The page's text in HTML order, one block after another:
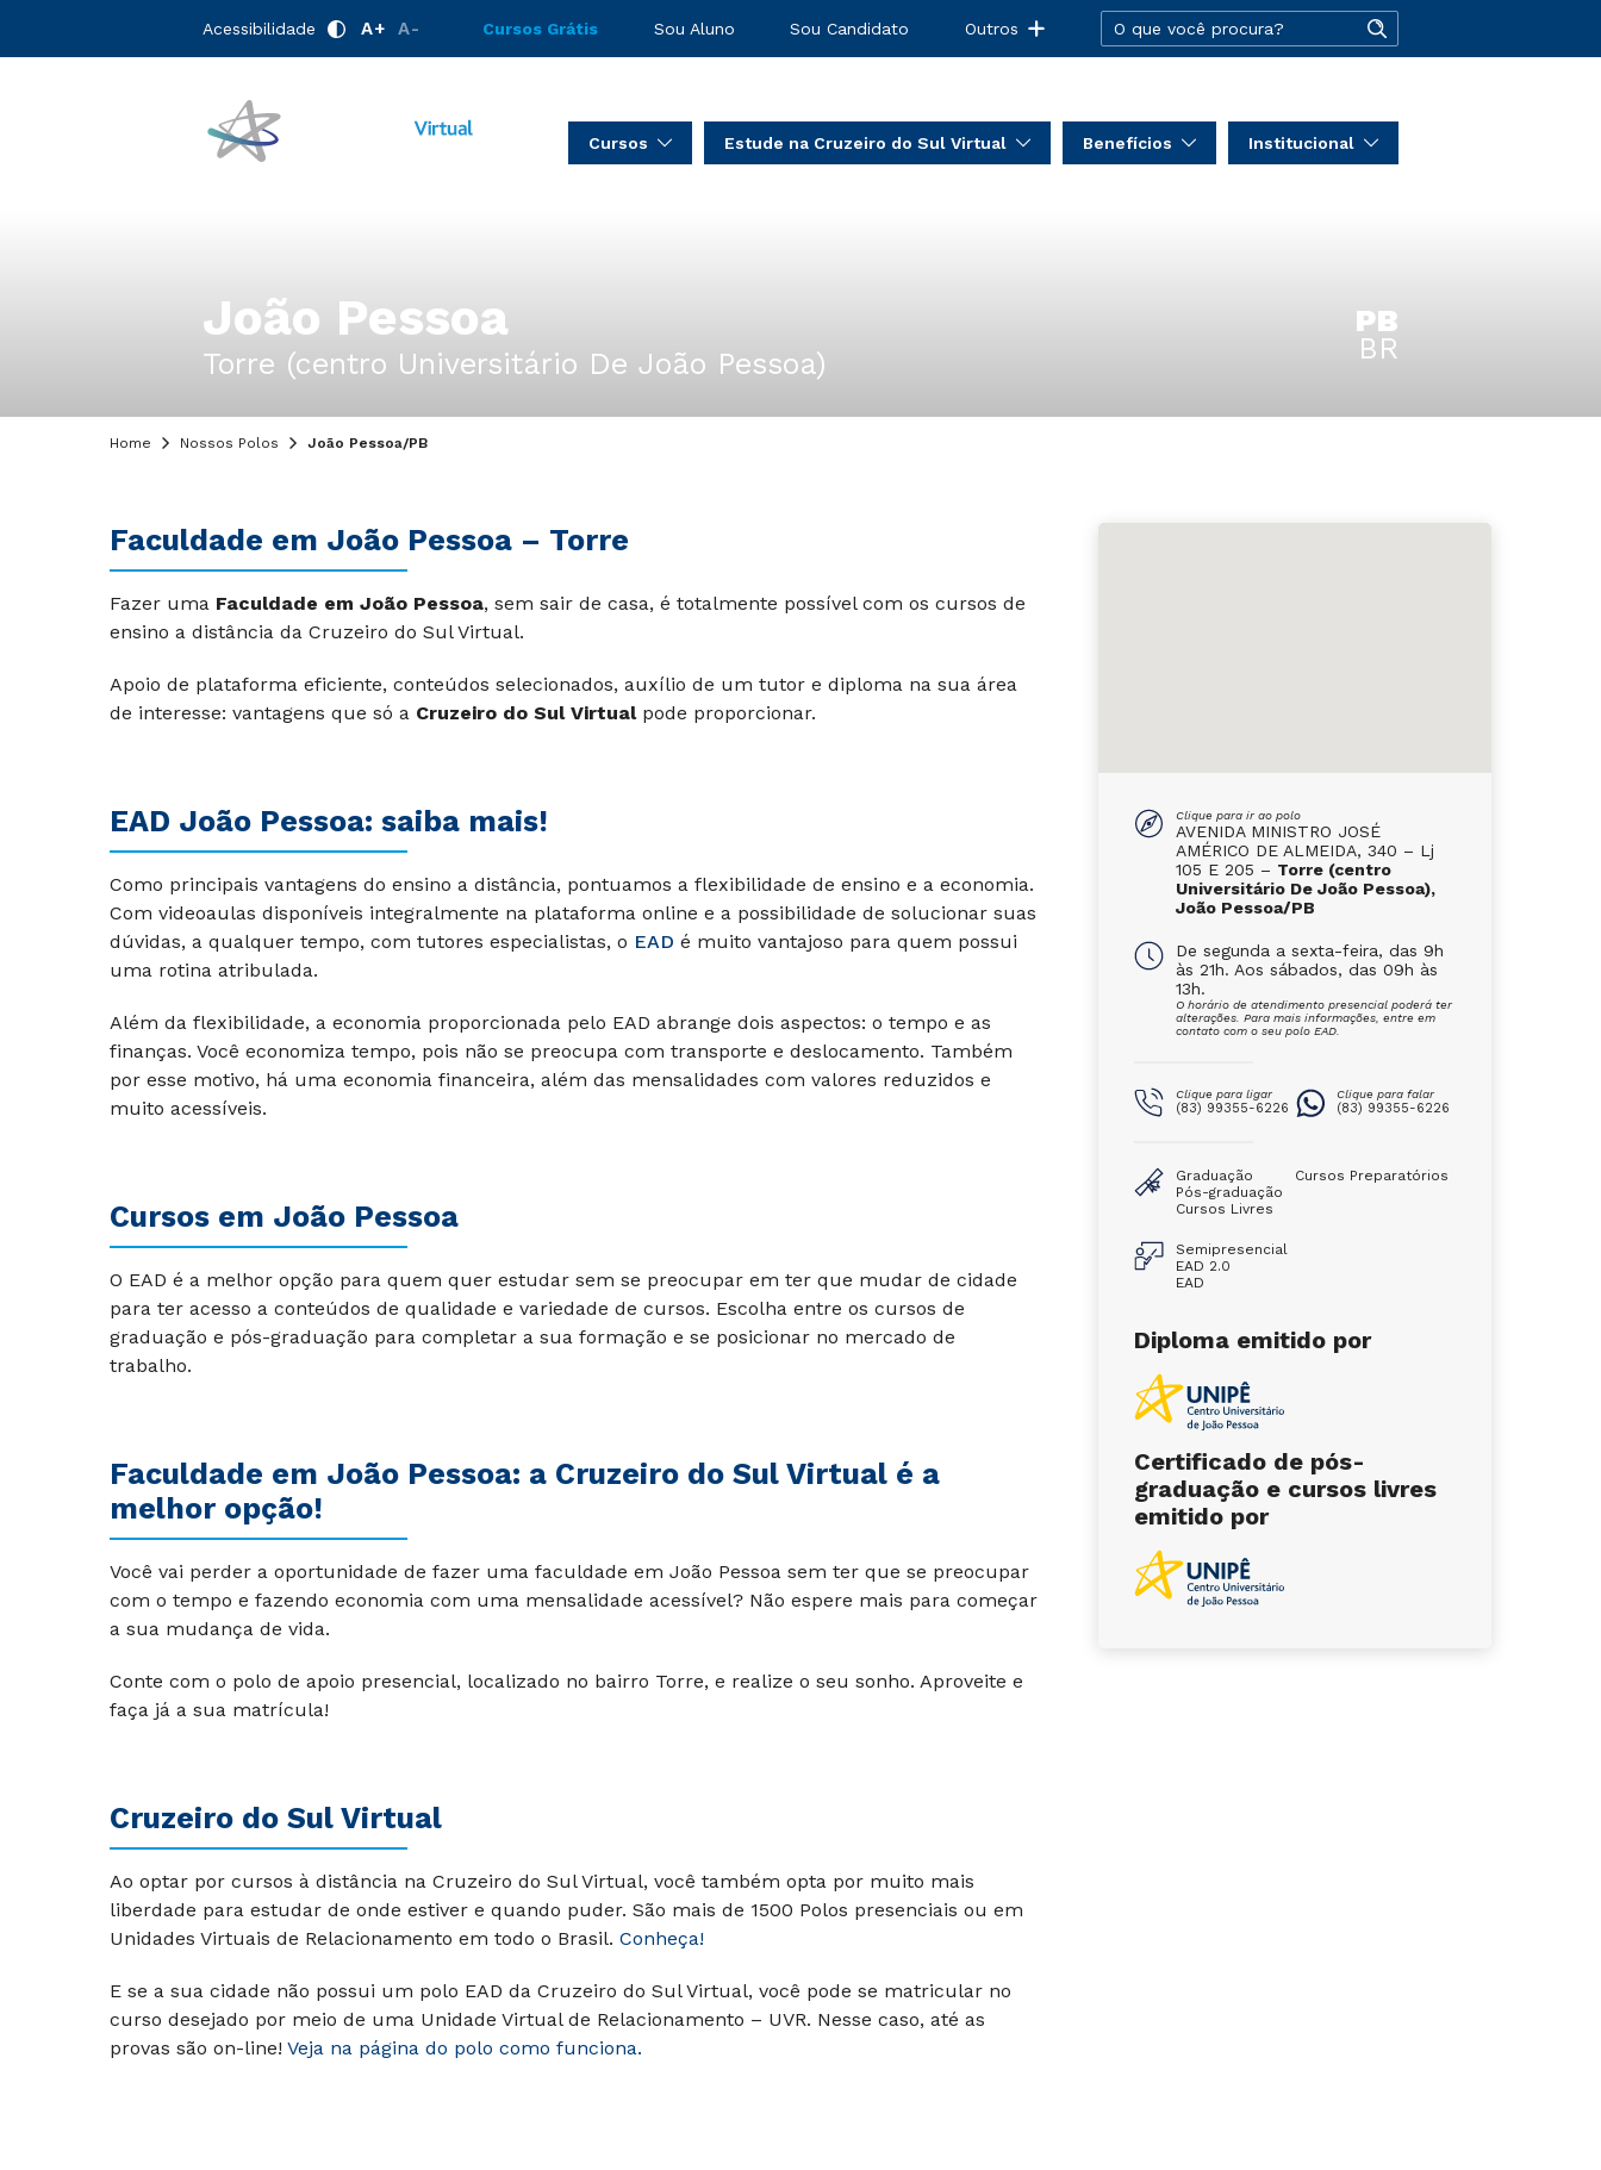
Acessibilidade A+ A- Cursos Grátis Sou Aluno Sou Candidato Outros
Cursos Estude na Cruzeiro do Sul Virtual Benefícios Institucional
João Pessoa
Torre (centro Universitário De João Pessoa)
PB
BR
Home Nossos Polos João Pessoa/PB
Faculdade em João Pessoa – Torre
Fazer uma Faculdade em João Pessoa, sem sair de casa, é totalmente possível com os cursos de
ensino a distância da Cruzeiro do Sul Virtual.
Apoio de plataforma eficiente, conteúdos selecionados, auxílio de um tutor e diploma na sua área
de interesse: vantagens que só a Cruzeiro do Sul Virtualpode proporcionar.
EAD João Pessoa: saiba mais!
Como principais vantagens do ensino a distância, pontuamos a flexibilidade de ensino e a economia.
Com videoaulas disponíveis integralmente na plataforma online e a possibilidade de solucionar suas
dúvidas, a qualquer tempo, com tutores especialistas, o EAD é muito vantajoso para quem possui
uma rotina atribulada.
Além da flexibilidade, a economia proporcionada pelo EAD abrange dois aspectos: o tempo e as
finanças. Você economiza tempo, pois não se preocupa com transporte e deslocamento. Também
por esse motivo, há uma economia financeira, além das mensalidades com valores reduzidos e
muito acessíveis.
Cursos em João Pessoa
O EAD é a melhor opção para quem quer estudar sem se preocupar em ter que mudar de cidade
para ter acesso a conteúdos de qualidade e variedade de cursos. Escolha entre os cursos de
graduação e pós-graduação para completar a sua formação e se posicionar no mercado de
trabalho.
Faculdade em João Pessoa: a Cruzeiro do Sul Virtual é a
melhor opção!
Você vai perder a oportunidade de fazer uma faculdade em João Pessoa sem ter que se preocupar
com o tempo e fazendo economia com uma mensalidade acessível? Não espere mais para começar
a sua mudança de vida.
Conte com o polo de apoio presencial, localizado no bairro Torre, e realize o seu sonho. Aproveite e
faça já a sua matrícula!
Cruzeiro do Sul Virtual
Ao optar por cursos à distância na Cruzeiro do Sul Virtual, você também opta por muito mais
liberdade para estudar de onde estiver e quando puder. São mais de 1500 Polos presenciais ou em
Unidades Virtuais de Relacionamento em todo o Brasil. Conheça!
E se a sua cidade não possui um polo EAD da Cruzeiro do Sul Virtual, você pode se matricular no
curso desejado por meio de uma Unidade Virtual de Relacionamento – UVR. Nesse caso, até as
provas são on-line! Veja na página do polo como funciona.
Clique para ir ao polo
AVENIDA MINISTRO JOSÉ
AMÉRICO DE ALMEIDA, 340 – Lj
105 E 205 – Torre (centro
Universitário De João Pessoa),
João Pessoa/PB
De segunda a sexta-feira, das 9h
às 21h. Aos sábados, das 09h às
13h.
O horário de atendimento presencial poderá ter
alterações. Para mais informações, entre em
contato com o seu polo EAD.
Clique para ligar
(83) 99355-6226
Clique para falar
(83) 99355-6226
Graduação
Pós-graduação
Cursos Livres
Cursos Preparatórios
Semipresencial
EAD 2.0
EAD
Diploma emitido por
Certificado de pós-
graduação e cursos livres
emitido por